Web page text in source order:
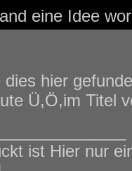
eine Idee
dies hier
Ü,Ö,im Titel
ist Hier nur